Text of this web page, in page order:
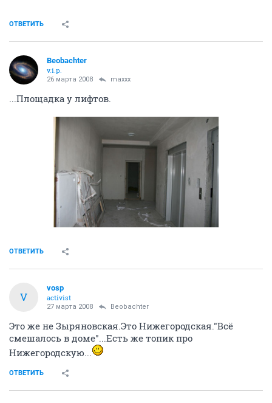
ОТВЕТИТЬ
Beobachter
v.i.p.
26 марта 2008 maxxx
...Площадка у лифтов.
ОТВЕТИТЬ
V
vosp
activist
27 марта 2008 Beobachter
Это же не Зыряновская.Это Нижегородская."Всё
смешалось в доме"...Есть же топик про
Нижегородскую...
ОТВЕТИТЬ